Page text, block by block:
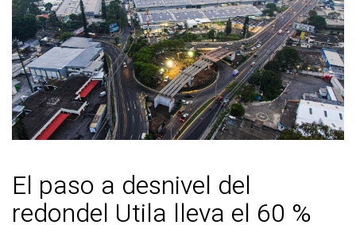
El paso a desnivel del
redondel Utila lleva el 60 %